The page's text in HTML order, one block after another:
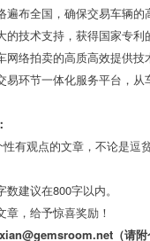
布全国，确保交易车辆的
的技术支持，获得国家专
络拍卖的高质高效提供技
易环节一体化服务平台，
有观点的文章，不论是逗
建议在800字以内。
，给予惊喜奖励！
（请附